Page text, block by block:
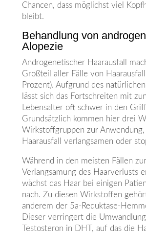
Chancen, dass möglichst viel
bleibt.
Behandlung von
Alopezie
Androgenetischer Haarausfall
Großteil aller Fälle von
Prozent). Aufgrund des
lässt sich das Fortschreiten mit
Lebensalter oft schwer in den
Grundsätzlich kommen hier drei
Wirkstoffgruppen zur Anwendung,
Haarausfall verlangsamen oder
Während in den meisten Fällen
Verlangsamung des Haarverlusts
wächst das Haar bei einigen
nach. Zu diesen Wirkstoffen
anderem der 5a-Reduktase-
Dieser verringert die
Testosteron in DHT, auf das die